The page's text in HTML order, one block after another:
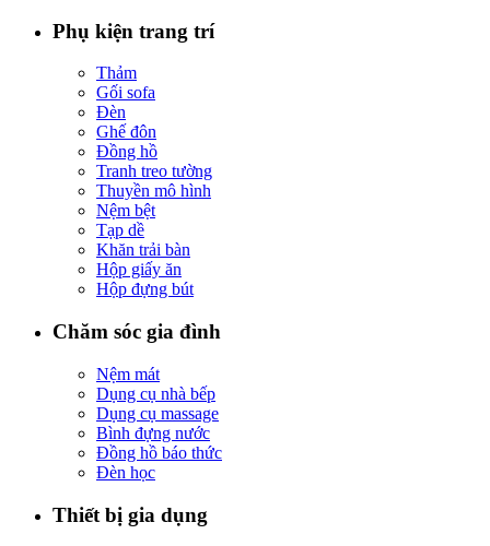
Phụ kiện trang trí
Thảm
Gối sofa
Đèn
Ghế đôn
Đồng hồ
Tranh treo tường
Thuyền mô hình
Nệm bệt
Tạp dề
Khăn trải bàn
Hộp giấy ăn
Hộp đựng bút
Chăm sóc gia đình
Nệm mát
Dụng cụ nhà bếp
Dụng cụ massage
Bình đựng nước
Đồng hồ báo thức
Đèn học
Thiết bị gia dụng